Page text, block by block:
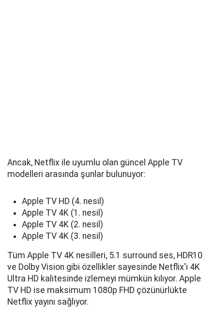
Ancak, Netflix ile uyumlu olan güncel Apple TV
modelleri arasında şunlar bulunuyor:
Apple TV HD (4. nesil)
Apple TV 4K (1. nesil)
Apple TV 4K (2. nesil)
Apple TV 4K (3. nesil)
Tüm Apple TV 4K nesilleri, 5.1 surround ses, HDR10
ve Dolby Vision gibi özellikler sayesinde Netflix'i 4K
Ultra HD kalitesinde izlemeyi mümkün kılıyor. Apple
TV HD ise maksimum 1080p FHD çözünürlükte
Netflix yayını sağlıyor.